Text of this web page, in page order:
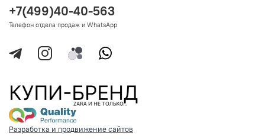
+7(499)40-40-563
Телефон отдела продаж и WhatsApp
Разработка и продвижение сайтов